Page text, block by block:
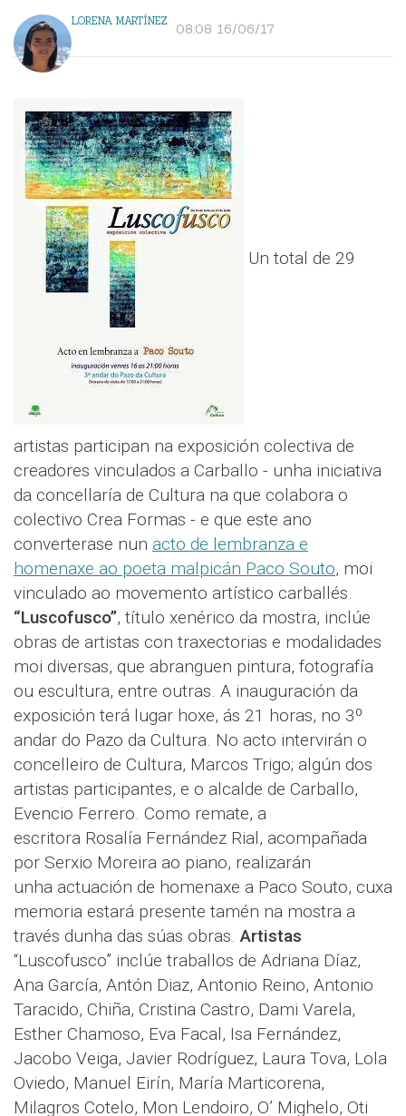
LORENA MARTÍNEZ 08:08 16/06/17
Un total de 29
artistas participan na exposición colectiva de
creadores vinculados a Carballo - unha iniciativa
da concellaría de Cultura na que colabora o
colectivo Crea Formas - e que este ano
converterase nun acto de lembranza e
homenaxe ao poeta malpicán Paco Souto, moi
vinculado ao movemento artístico carballés.
“Luscofusco”, título xenérico da mostra, inclúe
obras de artistas con traxectorias e modalidades
moi diversas, que abranguen pintura, fotografía
ou escultura, entre outras. A inauguración da
exposición terá lugar hoxe, ás 21 horas, no 3º
andar do Pazo da Cultura. No acto intervirán o
concelleiro de Cultura, Marcos Trigo; algún dos
artistas participantes, e o alcalde de Carballo,
Evencio Ferrero. Como remate, a
escritora Rosalía Fernández Rial, acompañada
por Serxio Moreira ao piano, realizarán
unha actuación de homenaxe a Paco Souto, cuxa
memoria estará presente tamén na mostra a
través dunha das súas obras.Artistas
“Luscofusco” inclúe traballos de Adriana Díaz,
Ana García, Antón Diaz, Antonio Reino, Antonio
Taracido, Chiña, Cristina Castro, Dami Varela,
Esther Chamoso, Eva Facal, Isa Fernández,
Jacobo Veiga, Javier Rodríguez, Laura Tova, Lola
Oviedo, Manuel Eirín, María Marticorena,
Milagros Cotelo, Mon Lendoiro, O’ Mighelo, Oti